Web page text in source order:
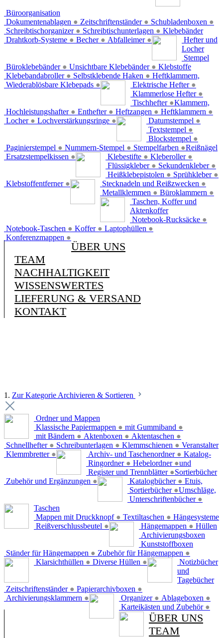
Büroorganisation
Dokumentenablagen ● Zeitschriftenständer ● Schubladenboxen ●
Schreibtischorganizer ● Schreibtischunterlagen ●
Drahtkorb-Systeme ● Becher ● Abfalleimer ●
Klebebänder
Büroklebebänder ● Unsichtbare Klebebänder ●
Klebebandabroller ● Selbstklebende Haken ●
Wiederablösbare Klebepads ●
Hefter und
Locher
Elektrische Hefter ●
Klammerlose Hefter ●
Tischhefter ●
Hochleistungshafter ● Enthefter ● Heftzangen ● Heftklammern ●
Locher ● Lochverstärkungsringe ●
Stempel
Datumstempel ●
Textstempel ●
Blockstempel ●
Paginierstempel ● Nummern-Stempel ● Stempelfarben ●
Ersatzstempelkissen ●
Klebstoffe
Klebestifte ● Kleberoller ●
Flüssigkleber ● Sekundenkleber ●
Heißklebepistolen ● Sprühkleber ●
Klebstoffentferner ●
Heftklammern,
Klammern,
Reißnägel
Stecknadeln und Reißzwecken ●
Metallklemmen ● Büroklammern ●
Taschen, Koffer und
Aktenkoffer
Notebook-Rucksäcke ●
Notebook-Taschen ● Koffer ● Laptophüllen ●
Konferenzmappen ●
ÜBER UNS
TEAM
NACHHALTIGKEIT
WISSENSWERTES
LIEFERUNG & VERSAND
KONTAKT
1. Zur Kategorie Archivieren & Sortieren
Ordner und Mappen
Klassische Papiermappen ● mit Gummiband ●
mit Bändern ● Aktenboxen ● Aktentaschen ●
Schnellhefter ● Schreibunterlagen ● Klemmschienen ●
Klemmbretter ●
Veranstalter
Archiv- und Taschenordner ●
Ringordner ● Hebelordner ●
Register und Trennblätter ●
Zubehör und Ergänzungen ●
Katalog-
und
Sortierbücher
Katalogbücher ●
Sortierbücher ●
Unterschriftenbücher ●
Etuis,
Umschläge,
Taschen
Mappen mit Druckknopf ● Textiltaschen ●
Reißverschlussbeutel ●
Hängesysteme
Hängemappen ●
Ständer für Hängemappen ● Zubehör für Hängemappen ●
Hüllen
Klarsichthüllen ● Diverse Hüllen ●
Archivierungsboxen
Zeitschriftenständer ● Papierarchivboxen ●
Archivierungsklammern ●
Kunststoffboxen
Organizer ● Ablageboxen ●
Karteikästen und Zubehör ●
Notizbücher
und
Tagebücher
ÜBER UNS
TEAM